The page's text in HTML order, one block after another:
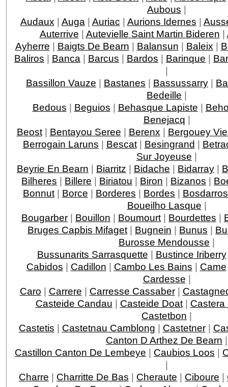
Aubous |
Audaux | Auga | Auriac | Aurions Idernes |
Auterrive | Autevielle Saint Martin Bideren |
Ayherre | Baigts De Bearn | Balansun | Baleix |
Baliros | Banca | Barcus | Bardos | Barinque |
|
Bassillon Vauze | Bastanes | Bassussarry |
Bedeille |
Bedous | Beguios | Behasque Lapiste |
Benejacq |
Beost| Bentayou Seree | Berenx | Bergouey
Berrogain Laruns | Bescat| Besingrand |
Sur Joyeuse |
Beyrie En Bearn | Biarritz | Bidache | Bidarray |
Bilheres | Billere | Biriatou | Biron | Bizanos |
Bonnut | Borce | Borderes | Bordes | Bosdarros
Boueilho Lasque |
Bougarber | Bouillon | Boumourt | Bourdettes |
Bruges Capbis Mifaget | Bugnein | Bunus |
Burosse Mendousse |
Bussunarits Sarrasquette | Bustince Iriberry
Cabidos | Cadillon | Cambo Les Bains | Came
Cardesse |
Caro | Carrere | Carresse Cassaber|
Casteide Candau | Casteide Doat| Castera
Castetbon |
Castetis | Castetnau Camblong | Castetner|
Canton D Arthez De Bearn |
Castillon Canton De Lembeye | Caubios Loos |
|
Charre | Charritte De Bas | Cheraute | Ciboure |